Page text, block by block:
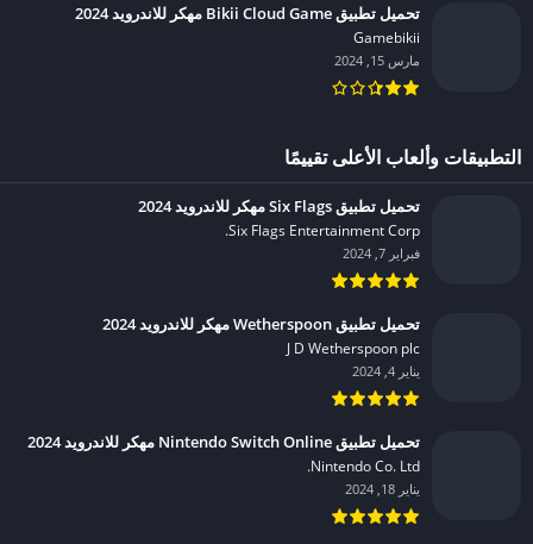
تحميل تطبيق Bikii Cloud Game مهكر للاندرويد 2024
Gamebikii‏
مارس 15, 2024
التطبيقات وألعاب الأعلى تقييمًا
تحميل تطبيق Six Flags مهكر للاندرويد 2024
Six Flags Entertainment Corp.‏
فبراير 7, 2024
تحميل تطبيق Wetherspoon مهكر للاندرويد 2024
J D Wetherspoon plc‏
يناير 4, 2024
تحميل تطبيق Nintendo Switch Online مهكر للاندرويد 2024
Nintendo Co. Ltd.‏
يناير 18, 2024